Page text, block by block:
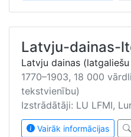
Latvju-dainas-
Latvju dainas
1770–1903, 18 000
tekstvienību)
Izstrādātāji: LU LFMI,
Vairāk informācijas